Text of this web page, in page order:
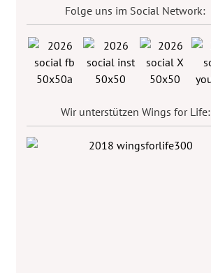
Folge uns im Social Network:
Wir unterstützen Wings for Life: